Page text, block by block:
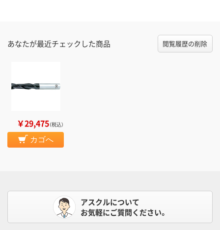
あなたが最近チェックした商品 閲覧履歴の削除
￥29,475（税込）
カゴへ
アスクルについて
お気軽にご質問ください。